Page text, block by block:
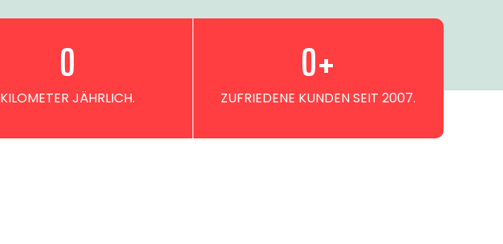
KILOMETER JÄHRLICH.
0
ZUFRIEDENE KUNDEN SEIT 2007.
0+